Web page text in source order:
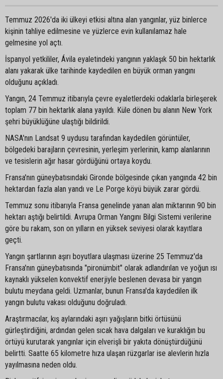
Temmuz 2026'da iki ülkeyi etkisi altına alan yangınlar, yüz binlerce
kişinin tahliye edilmesine ve yüzlerce evin kullanılamaz hale
gelmesine yol açtı.
İspanyol yetkililer, Ávila eyaletindeki yangının yaklaşık 50 bin hektarlık
alanı yakarak ülke tarihinde kaydedilen en büyük orman yangını
olduğunu açıkladı.
Yangın, 24 Temmuz itibarıyla çevre eyaletlerdeki odaklarla birleşerek
toplam 77 bin hektarlık alana yayıldı. Küle dönen bu alanın New York
şehri büyüklüğüne ulaştığı bildirildi.
NASA'nın Landsat 9 uydusu tarafından kaydedilen görüntüler,
bölgedeki barajların çevresinin, yerleşim yerlerinin, kamp alanlarının
ve tesislerin ağır hasar gördüğünü ortaya koydu.
Fransa'nın güneybatısındaki Gironde bölgesinde çıkan yangında 42 bin
hektardan fazla alan yandı ve Le Porge köyü büyük zarar gördü.
Temmuz sonu itibarıyla Fransa genelinde yanan alan miktarının 90 bin
hektarı aştığı belirtildi. Avrupa Orman Yangını Bilgi Sistemi verilerine
göre bu rakam, son on yılların en yüksek seviyesi olarak kayıtlara
geçti.
Yangın şartlarının aşırı boyutlara ulaşması üzerine 25 Temmuz'da
Fransa'nın güneybatısında "pironümbit" olarak adlandırılan ve yoğun ısı
kaynaklı yükselen konvektif enerjiyle beslenen devasa bir yangın
bulutu meydana geldi. Uzmanlar, bunun Fransa'da kaydedilen ilk
yangın bulutu vakası olduğunu doğruladı.
Araştırmacılar, kış aylarındaki aşırı yağışların bitki örtüsünü
gürleştirdiğini, ardından gelen sıcak hava dalgaları ve kuraklığın bu
örtüyü kurutarak yangınlar için elverişli bir yakıta dönüştürdüğünü
belirtti. Saatte 65 kilometre hıza ulaşan rüzgarlar ise alevlerin hızla
yayılmasına neden oldu.